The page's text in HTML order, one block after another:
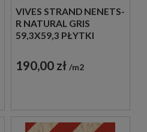
VIVES STRAND NENETS-
R NATURAL GRIS
59,3X59,3 PŁYTKI
GRESOWE
190,00 zł m2